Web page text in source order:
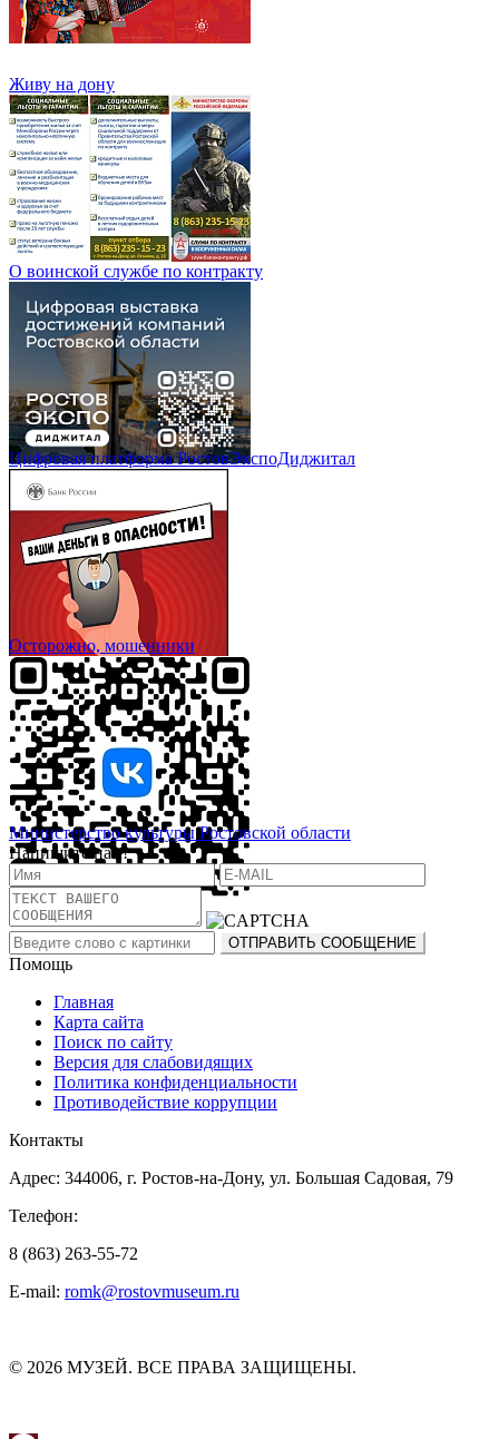
Живу на дону
О воинской службе по контракту
Цифровая платформа РостовЭкспоДиджитал
Осторожно, мошенники
Министерство культуры Ростовской области
Напишите нам!
Помощь
Главная
Карта сайта
Поиск по сайту
Версия для слабовидящих
Политика конфиденциальности
Противодействие коррупции
Контакты
Адрес: 344006, г. Ростов-на-Дону, ул. Большая Садовая, 79
Телефон:
8 (863) 263-55-72
E-mail: romk@rostovmuseum.ru
© 2026 МУЗЕЙ. ВСЕ ПРАВА ЗАЩИЩЕНЫ.